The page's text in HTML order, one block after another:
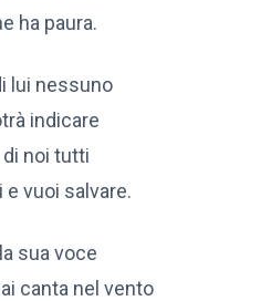
ha paura.
lui nessuno
indicare
noi tutti
e vuoi salvare.
sua voce
canta nel vento